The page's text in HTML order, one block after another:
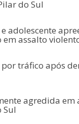
do Sul
adolescente
assalto
tráfico após
agredida em
Sul